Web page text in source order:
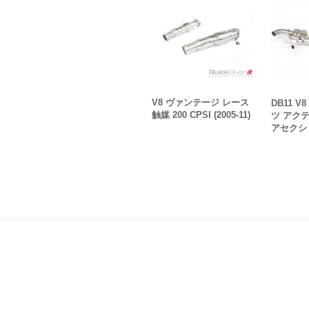
V8 ヴァンテージ レース
触媒 200 CPSI (2005-11)
DB11
ツ アク
アセク